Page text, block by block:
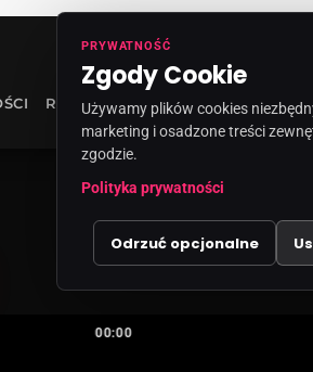
00:00
RODO INFORMACJA O
PRYWATNOŚĆ
Zgody Cookie
Używamy plików cookies
marketing i osadzone treści
zgodzie.
Polityka prywatności
Odrzuć opcjonalne